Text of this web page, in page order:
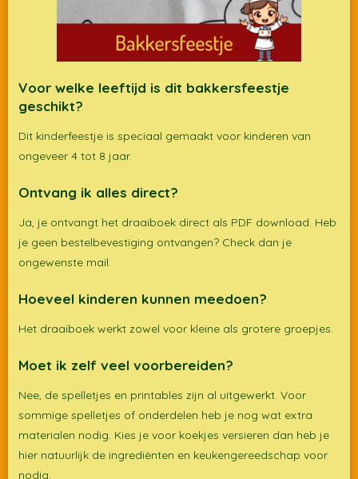
Voor welke leeftijd is dit bakkersfeestje
geschikt?
Dit kinderfeestje is speciaal gemaakt voor kinderen van
ongeveer 4 tot 8 jaar.
Ontvang ik alles direct?
Ja, je ontvangt het draaiboek direct als PDF download. Heb
je geen bestelbevestiging ontvangen? Check dan je
ongewenste mail.
Hoeveel kinderen kunnen meedoen?
Het draaiboek werkt zowel voor kleine als grotere groepjes.
Moet ik zelf veel voorbereiden?
Nee, de spelletjes en printables zijn al uitgewerkt. Voor
sommige spelletjes of onderdelen heb je nog wat extra
materialen nodig. Kies je voor koekjes versieren dan heb je
hier natuurlijk de ingrediënten en keukengereedschap voor
nodig.